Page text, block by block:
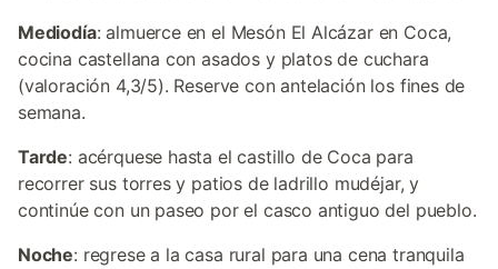
Mediodía: almuerce en el Mesón El Alcázar en Coca,
cocina castellana con asados y platos de cuchara
(valoración 4,3/5). Reserve con antelación los fines de
semana.
Tarde: acérquese hasta el castillo de Coca para
recorrer sus torres y patios de ladrillo mudéjar, y
continúe con un paseo por el casco antiguo del pueblo.
Noche: regrese a la casa rural para una cena tranquila